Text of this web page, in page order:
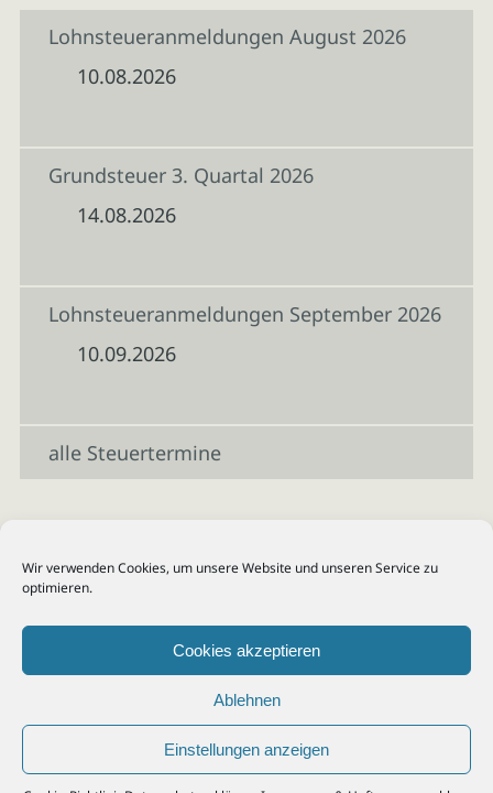
Wir verwenden Cookies, um unsere Website und unseren Service zu
optimieren.
Cookies akzeptieren
Ablehnen
Einstellungen anzeigen
Lohnsteueranmeldungen August 2026
10.08.2026
Grundsteuer 3. Quartal 2026
14.08.2026
Lohnsteueranmeldungen September 2026
10.09.2026
alle Steuertermine